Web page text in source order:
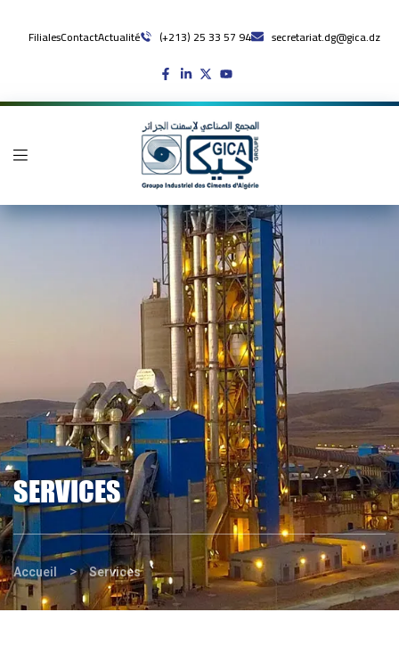
FilialesContactActualité (+213) 25 33 57 94 secretariat.dg@gica.dz
SERVICES
Accueil > Services